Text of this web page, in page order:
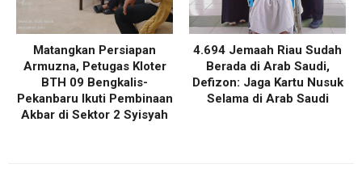
Matangkan Persiapan
Armuzna, Petugas Kloter
BTH 09 Bengkalis-
Pekanbaru Ikuti Pembinaan
Akbar di Sektor 2 Syisyah
4.694 Jemaah Riau Sudah
Berada di Arab Saudi,
Defizon: Jaga Kartu Nusuk
Selama di Arab Saudi